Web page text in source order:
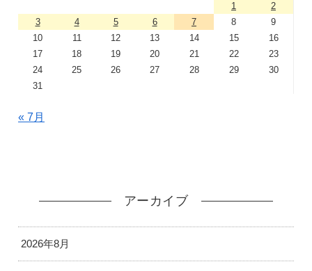
1
2
3
4 5 6 7 8
9
10
11 12 13 14 15
16
17
18 19 20 21 22
23
24
25 26 27 28 29
30
31
« 7月
アーカイブ
2026年8月